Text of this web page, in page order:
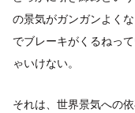
の景気がガンガンよく
でブレーキがくるねっ
ゃいけない。
それは、世界景気への